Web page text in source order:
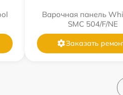
Варочная панель
SMC 504/F/NE
Заказать